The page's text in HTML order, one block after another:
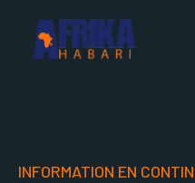
INFORMATION EN